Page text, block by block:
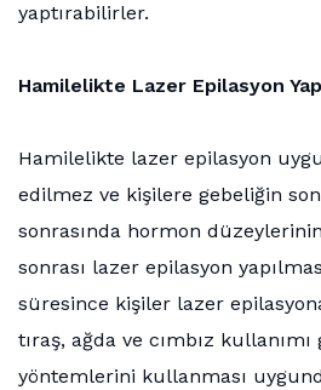
yaptırabilirler.
Hamilelikte Lazer Epilasyon
Hamilelikte lazer epilasyon
edilmez ve kişilere gebeliğin
sonrasında hormon
sonrası lazer epilasyon
süresince kişiler lazer
tıraş, ağda ve cımbız
yöntemlerini kullanması